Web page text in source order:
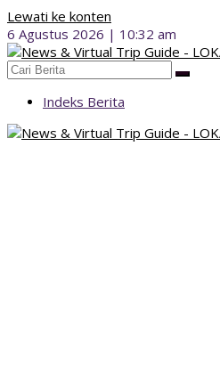
Lewati ke konten
6 Agustus 2026 | 10:32 am
Indeks Berita